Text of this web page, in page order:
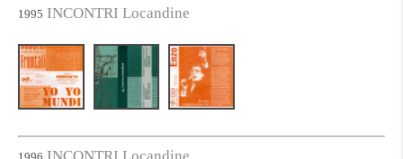
1995 INCONTRI Locandine